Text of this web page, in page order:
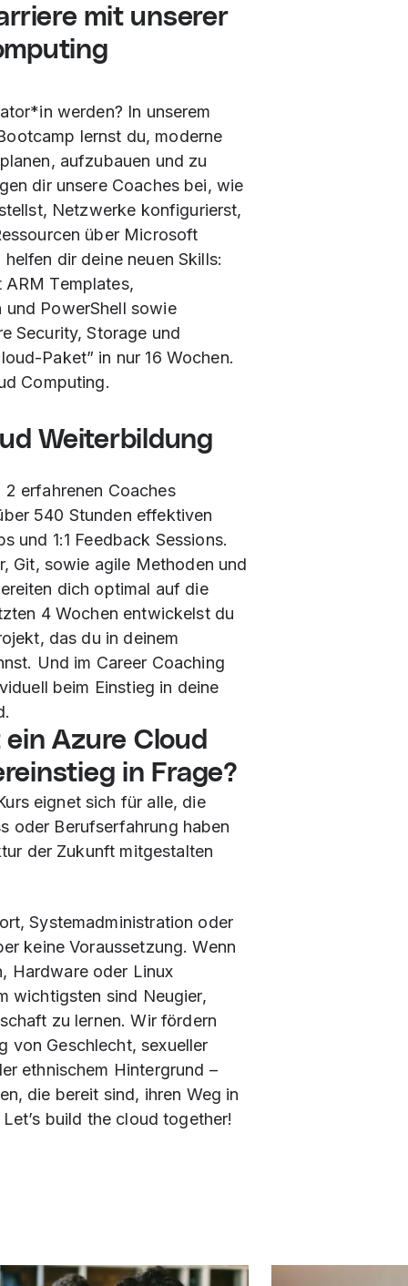
mit unserer
werden? In unserem
lernst du, moderne
aufzubauen und zu
dir unsere Coaches bei, wie
Netzwerke konfigurierst,
über Microsoft
dir deine neuen Skills:
Templates,
und PowerShell sowie
Security, Storage und
Paket” in nur 16 Wochen.
Computing.
Weiterbildung
erfahrenen Coaches
540 Stunden effektiven
und 1:1 Feedback Sessions.
Git, sowie agile Methoden und
dich optimal auf die
4 Wochen entwickelst du
das du in deinem
Und im Career Coaching
beim Einstieg in deine
Azure Cloud
in Frage?
eignet sich für alle, die
oder Berufserfahrung haben
der Zukunft mitgestalten
Systemadministration oder
keine Voraussetzung. Wenn
Hardware oder Linux
wichtigsten sind Neugier,
zu lernen. Wir fördern
von Geschlecht, sexueller
ethnischem Hintergrund –
die bereit sind, ihren Weg in
build the cloud together!